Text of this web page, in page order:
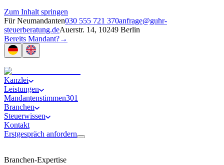
Zum Inhalt springen
Für Neumandanten030 555 721 370anfrage@guhr-
steuerberatung.deAuerstr. 14, 10249 Berlin
Bereits Mandant?→
Kanzlei
Leistungen
Mandantenstimmen301
Branchen
Steuerwissen
Kontakt
Erstgespräch anfordern
Branchen-Expertise